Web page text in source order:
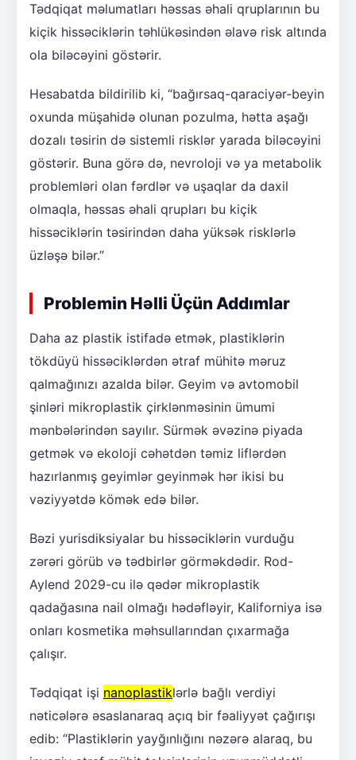
Tədqiqat məlumatları həssas əhali qruplarının bu
kiçik hissəciklərin təhlükəsindən əlavə risk altında
ola biləcəyini göstərir.
Hesabatda bildirilib ki, “bağırsaq-qaraciyər-beyin
oxunda müşahidə olunan pozulma, hətta aşağı
dozalı təsirin də sistemli risklər yarada biləcəyini
göstərir. Buna görə də, nevroloji və ya metabolik
problemləri olan fərdlər və uşaqlar da daxil
olmaqla, həssas əhali qrupları bu kiçik
hissəciklərin təsirindən daha yüksək risklərlə
üzləşə bilər.”
Problemin Həlli Üçün Addımlar
Daha az plastik istifadə etmək, plastiklərin
tökdüyü hissəciklərdən ətraf mühitə məruz
qalmağınızı azalda bilər. Geyim və avtomobil
şinləri mikroplastik çirklənməsinin ümumi
mənbələrindən sayılır. Sürmək əvəzinə piyada
getmək və ekoloji cəhətdən təmiz liflərdən
hazırlanmış geyimlər geyinmək hər ikisi bu
vəziyyətdə kömək edə bilər.
Bəzi yurisdiksiyalar bu hissəciklərin vurduğu
zərəri görüb və tədbirlər görməkdədir. Rod-
Aylend 2029-cu ilə qədər mikroplastik
qadağasına nail olmağı hədəfləyir, Kaliforniya isə
onları kosmetika məhsullarından çıxarmağa
çalışır.
Tədqiqat işi nanoplastiklərlə bağlı verdiyi
nəticələrə əsaslanaraq açıq bir fəaliyyət çağırışı
edib: “Plastiklərin yayğınlığını nəzərə alaraq, bu